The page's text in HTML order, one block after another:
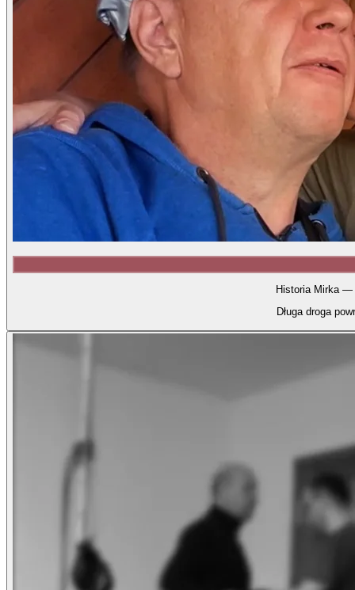
Historia Mirka —
Długa droga